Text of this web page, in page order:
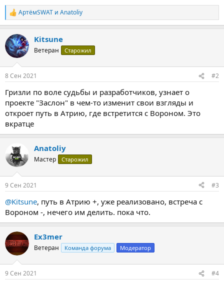
Р
е
к
ц
и
АртёмSWAT и Anatoliy
Kitsune
Ветеран Старожил
8 Сен 2021 #2
Гризли по воле судьбы и разработчиков, узнает о
проекте "Заслон" в чем-то изменит свои взгляды и
откроет путь в Атрию, где встретится с Вороном. Это
вкратце
Anatoliy
Мастер Старожил
9 Сен 2021 #3
@Kitsune, путь в Атрию +, уже реализовано, встреча с
Вороном -, нечего им делить. пока что.
Ex3mer
Ветеран Команда форума Модератор
9 Сен 2021 #4